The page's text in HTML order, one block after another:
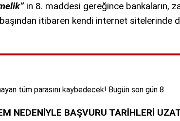
in 8. maddesi gereğince bankaların,
başından itibaren kendi internet
NEDENİYLE BAŞVURU TARİHLERİ